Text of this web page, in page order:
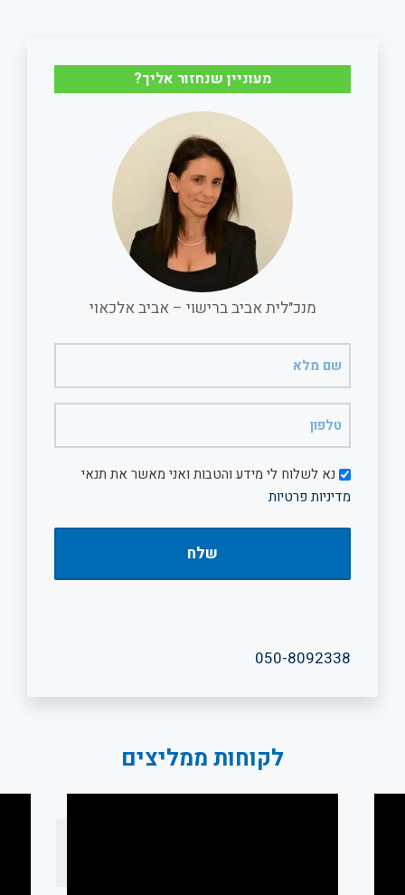
t
e
o
k
i
l
r
e
מעוניין שנחזור אליך?
מנכ"לית אביב ברישוי – אביב אלכאוי
מלא
דיוורנא לשלוח לי מידע והטבות ואני מאשר את תנאי
מדיניות פרטיות
050-8092338
לקוחות ממליצים